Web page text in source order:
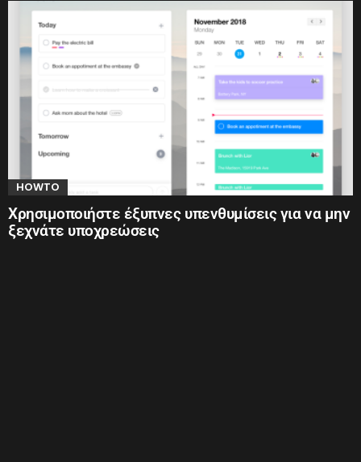
HOWTO
Χρησιμοποιήστε έξυπνες υπενθυμίσεις για να μην
ξεχνάτε υποχρεώσεις